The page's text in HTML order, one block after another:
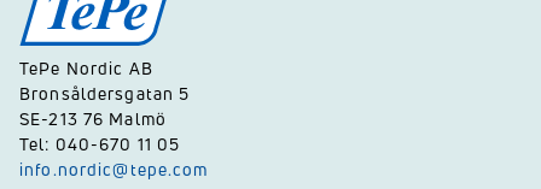
TePe Nordic AB
Bronsåldersgatan 5
SE-213 76 Malmö
Tel: 040-670 11 05
info.nordic@tepe.com